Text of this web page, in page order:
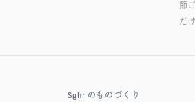
節
だ
Sghr のものづくり